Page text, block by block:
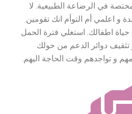
في الرضاعة الطبيعية. لا
اعلمي أم التوأم انك تقومين
اطفالك. استغلي فترة الحمل
دوائر الدعم من حولك
و تواجدهم وقت الحاجة اليهم.